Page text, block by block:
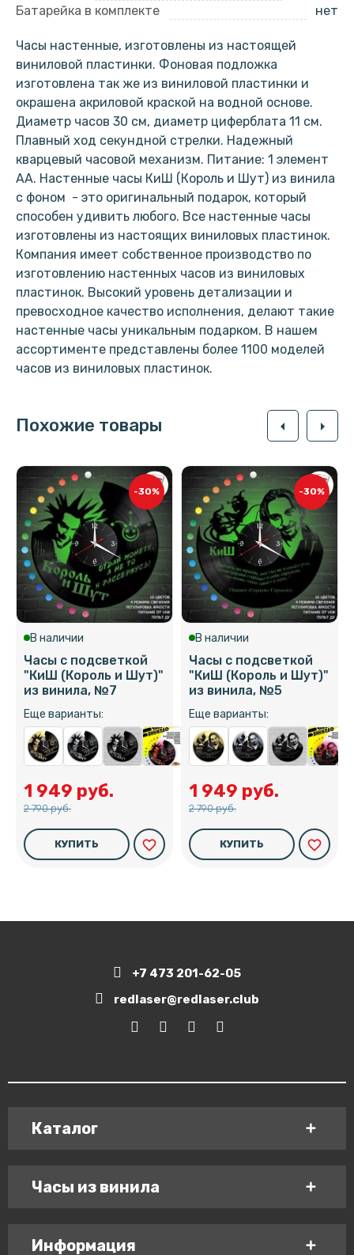
Батарейка в комплекте
нет
Часы настенные, изготовлены из настоящей
виниловой пластинки. Фоновая подложка
изготовлена так же из виниловой пластинки и
окрашена акриловой краской на водной основе.
Диаметр часов 30 см, диаметр циферблата 11 см.
Плавный ход секундной стрелки. Надежный
кварцевый часовой механизм. Питание: 1 элемент
АА. Настенные часы КиШ (Король и Шут) из винила
с фоном - это оригинальный подарок, который
способен удивить любого. Все настенные часы
изготовлены из настоящих виниловых пластинок.
Компания имеет собственное производство по
изготовлению настенных часов из виниловых
пластинок. Высокий уровень детализации и
превосходное качество исполнения, делают такие
настенные часы уникальным подарком. В нашем
ассортименте представлены более 1100 моделей
часов из виниловых пластинок.
Похожие товары arrow_left arrow_right
-30%
В наличии
Часы с подсветкой
"КиШ (Король и Шут)"
из винила, №7
Еще варианты:
1 949 руб.
2 790 руб.
КУПИТЬ favorite_border
-30%
В наличии
Часы с подсветкой
"КиШ (Король и Шут)"
из винила, №5
Еще варианты:
1 949 руб.
2 790 руб.
КУПИТЬ favorite_border
+7 473 201-62-05
redlaser@redlaser.club
Каталог
Часы из винила
Информация